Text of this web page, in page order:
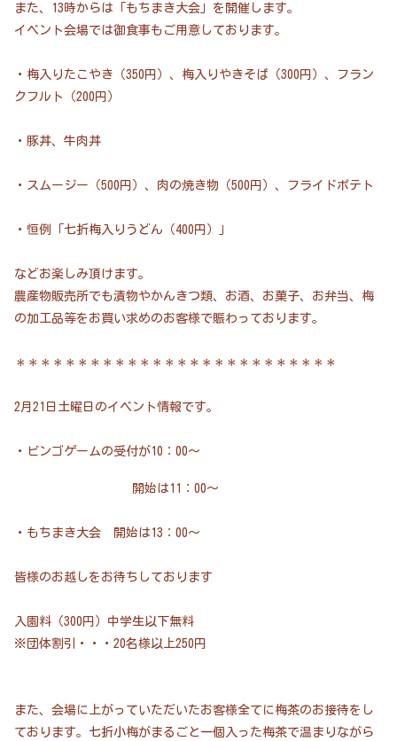
また、13時からは「もちまき大会」を開催します。
イベント会場では御食事もご用意しております。
・梅入りたこやき（350円）、梅入りやきそば（300円）、フラン
クフルト（200円）
・豚丼、牛肉丼
・スムージー（500円）、肉の焼き物（500円）、フライドポテト
・恒例「七折梅入りうどん（400円）」
などお楽しみ頂けます。
農産物販売所でも漬物やかんきつ類、お酒、お菓子、お弁当、梅
の加工品等をお買い求めのお客様で賑わっております。
＊＊＊＊＊＊＊＊＊＊＊＊＊＊＊＊＊＊＊＊＊＊＊＊＊＊
2月21日土曜日のイベント情報です。
・ビンゴゲームの受付が10：00～
開始は11：00～
・もちまき大会 開始は13：00～
皆様のお越しをお待ちしております
入園料（300円）中学生以下無料
※団体割引・・・20名様以上250円
また、会場に上がっていただいたお客様全てに梅茶のお接待をし
ております。七折小梅がまるごと一個入った梅茶で温まりながら